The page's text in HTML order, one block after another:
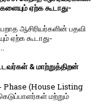
ஏற்க கூடாது-
ஆசிரியர்களின் பதவி
ஏற்க கூடாது-
& மாற்றுத்திறன்
(House Listing
மற்றும்